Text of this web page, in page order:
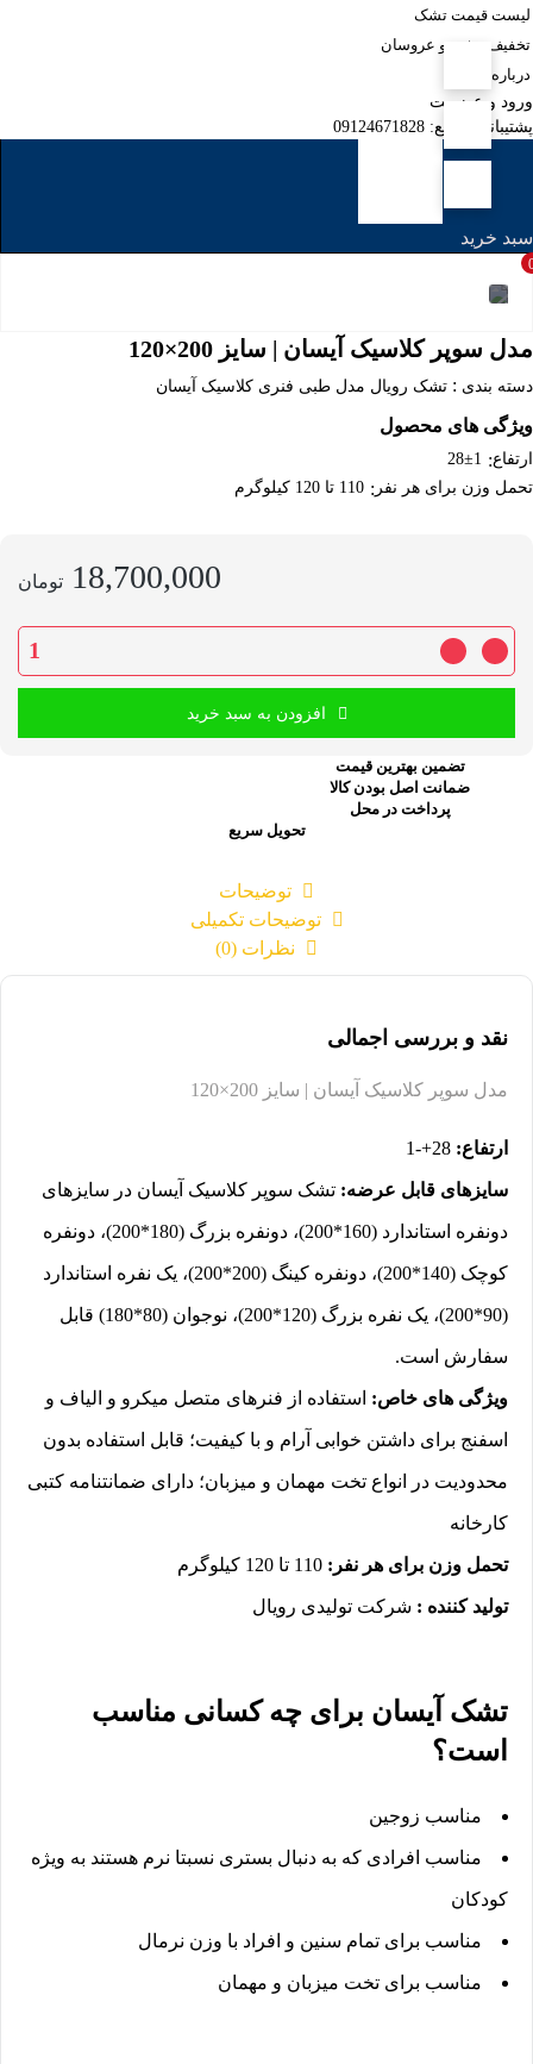
لیست قیمت تشک
تخفیف ویژه نو عروسان
درباره ما
ورود و عضویت
پشتیبانی سریع: 09124671828
سبد خرید
مدل سوپر کلاسیک آیسان | سایز 200×120
دسته بندی : تشک رویال مدل طبی فنری کلاسیک آیسان
ویژگی های محصول
ارتفاع:
28±1
تحمل وزن برای هر نفر : 110 تا 120 کیلوگرم
18,700,000 تومان
افزودن به سبد خرید
تضمین بهترین قیمت
ضمانت اصل بودن کالا
پرداخت در محل
تحویل سریع
توضیحات
توضیحات تکمیلی
نظرات (0)
نقد و بررسی اجمالی
مدل سوپر کلاسیک آیسان | سایز 200×120
ارتفاع: 28+-1
سایزهای قابل عرضه: تشک سوپر کلاسیک آیسان در سایزهای
دونفره استاندارد (160*200)، دونفره بزرگ (180*200)، دونفره
کوچک (140*200)، دونفره کینگ (200*200)، یک نفره استاندارد
(90*200)، یک نفره بزرگ (120*200)، نوجوان (80*180) قابل
سفارش است.
ویژگی های خاص: استفاده از فنرهای متصل میکرو و الیاف و
اسفنج برای داشتن خوابی آرام و با کیفیت؛ قابل استفاده بدون
محدودیت در انواع تخت مهمان و میزبان؛ دارای ضمانتنامه کتبی
کارخانه
تحمل وزن برای هر نفر:
تولید کننده : شرکت تولیدی رویال
تشک آیسان برای چه کسانی مناسب
است؟
مناسب زوجین
مناسب افرادی که به دنبال بستری نسبتا نرم هستند به ویژه
کودکان
مناسب برای تمام سنین و افراد با وزن نرمال
مناسب برای تخت میزبان و مهمان